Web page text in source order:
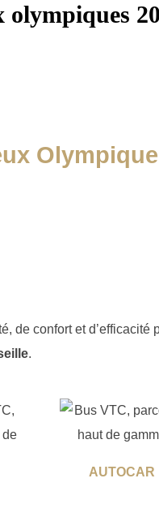
olympiques
de confort et d’efficacité
.
AUTOCAR